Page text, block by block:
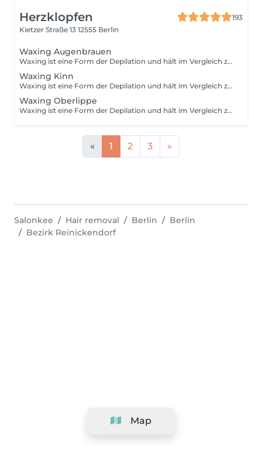
Herzklopfen
193
Kietzer Straße 13 12555 Berlin
Waxing Augenbrauen
Waxing ist eine Form der Depilation und hält im Vergleich zum Rasieren wesentlich länger an. Mithilfe von Wachs wird das Haar mitsamt der Wurzel aus der Haut entfernt. Um die Behandlung optimal durchzuführen, sollten die Härchen eine Länge von 3-5 mm haben. Damit die Prozedur so schmerzfrei wie möglich ist, sollten deine Haare nicht länger als 1 cm sind.
Waxing Kinn
Waxing ist eine Form der Depilation und hält im Vergleich zum Rasieren wesentlich länger an. Mithilfe von Wachs wird das Haar mitsamt der Wurzel aus der Haut entfernt. Um die Behandlung optimal durchzuführen, sollten die Härchen eine Länge von 3-5 mm haben. Damit die Prozedur so schmerzfrei wie möglich ist, sollten deine Haare nicht länger als 1 cm sind.
Waxing Oberlippe
Waxing ist eine Form der Depilation und hält im Vergleich zum Rasieren wesentlich länger an. Mithilfe von Wachs wird das Haar mitsamt der Wurzel aus der Haut entfernt. Um die Behandlung optimal durchzuführen, sollten die Härchen eine Länge von 3-5 mm haben. Damit die Prozedur so schmerzfrei wie möglich ist, sollten deine Haare nicht länger als 1 cm sind.
« 1 2 3 »
Map
Salonkee Hair removal Berlin
Berlin
Bezirk Reinickendorf